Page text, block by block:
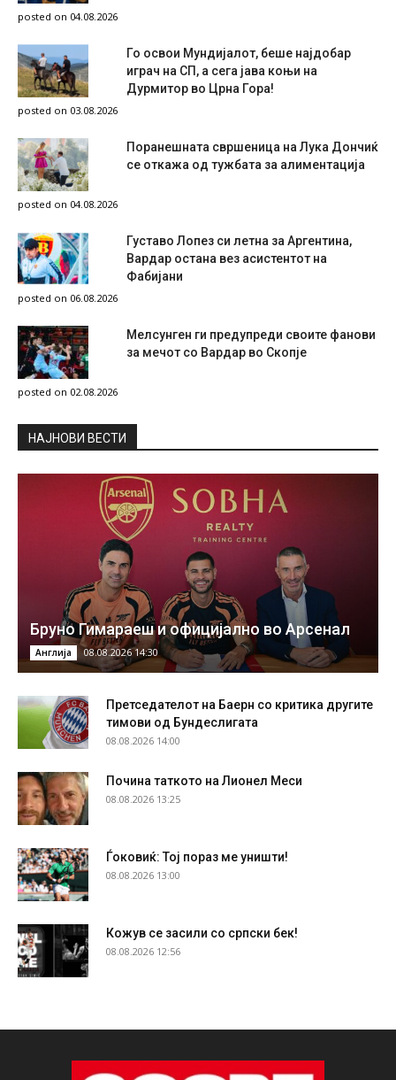
posted on 04.08.2026
Го освои Мундијалот, беше најдобар
играч на СП, а сега јава коњи на
Дурмитор во Црна Гора!
posted on 03.08.2026
Поранешната свршеница на Лука Дончиќ
се откажа од тужбата за алиментација
posted on 04.08.2026
Густаво Лопез си летна за Аргентина,
Вардар остана вез асистентот на
Фабијани
posted on 06.08.2026
Мелсунген ги предупреди своите фанови
за мечот со Вардар во Скопје
posted on 02.08.2026
НAЈНОВИ ВЕСТИ
Бруно Гимараеш и официјално во Арсенал
Англија 08.08.2026 14:30
Претседателот на Баерн со критика другите
тимови од Бундеслигата
08.08.2026 14:00
Почина таткото на Лионел Меси
08.08.2026 13:25
Ѓоковиќ: Тој пораз ме уништи!
08.08.2026 13:00
Кожув се засили со српски бек!
08.08.2026 12:56